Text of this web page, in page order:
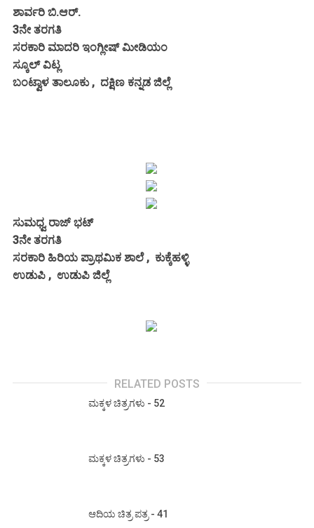
ಶಾರ್ವರಿ ಬಿ.ಆರ್.
3ನೇ ತರಗತಿ
ಸರಕಾರಿ ಮಾದರಿ ಇಂಗ್ಲೀಷ್ ಮೀಡಿಯಂ
ಸ್ಕೂಲ್ ವಿಟ್ಲ
ಬಂಟ್ವಾಳ ತಾಲೂಕು , ದಕ್ಷಿಣ ಕನ್ನಡ ಜಿಲ್ಲೆ
ಸುಮಧ್ವ ರಾಜ್ ಭಟ್
3ನೇ ತರಗತಿ
ಸರಕಾರಿ ಹಿರಿಯ ಪ್ರಾಥಮಿಕ ಶಾಲೆ , ಕುಕ್ಕೆಹಳ್ಳಿ
ಉಡುಪಿ , ಉಡುಪಿ ಜಿಲ್ಲೆ
RELATED POSTS
ಮಕ್ಕಳ ಚಿತ್ರಗಳು - 52
ಮಕ್ಕಳ ಚಿತ್ರಗಳು - 53
ಆದಿಯ ಚಿತ್ರ ಪತ್ರ - 41